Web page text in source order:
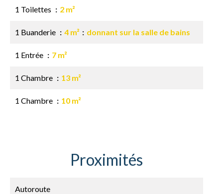
1 Toilettes 2 m²
1 Buanderie 4 m² donnant sur la salle de bains
1 Entrée 7 m²
1 Chambre 13 m²
1 Chambre 10 m²
Proximités
Autoroute